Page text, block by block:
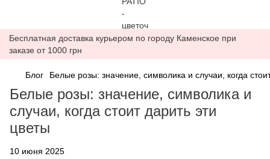
Бесплатная доставка курьером по городу Каменское при
заказе от 1000 грн
Блог Белые розы: значение, символика и случаи, когда
Белые розы: значение, символика и
случаи, когда стоит дарить эти
цветы
10 июня 2025